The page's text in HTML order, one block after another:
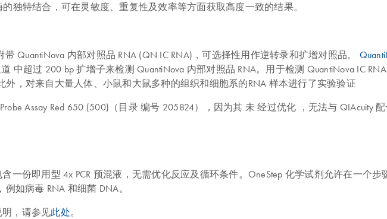
独特结合，可在灵敏度、重复性及效率等方面获取高度一致的结果。
带 QuantiNova 内部对照品 RNA (QN IC RNA)，可选择性用作逆转录和扩增对照品。
中超过 200 bp 扩增子来检测 QuantiNova 内部对照品 RNA。用于检测 QuantiNova IC
，对来自大量人体、小鼠和大鼠多种的组织和细胞系的RNA 样本进行了实验验证
Assay Red 650 (500)（目录 编号 205824），因为其 未 经过优化 ，无法与 QIAcuity 配
含一份即用型 4x PCR 预混液，无需优化反应及循环条件。OneStep 化学试剂允许在一个
如病毒 RNA 和细菌 DNA。
明，请参见此处。